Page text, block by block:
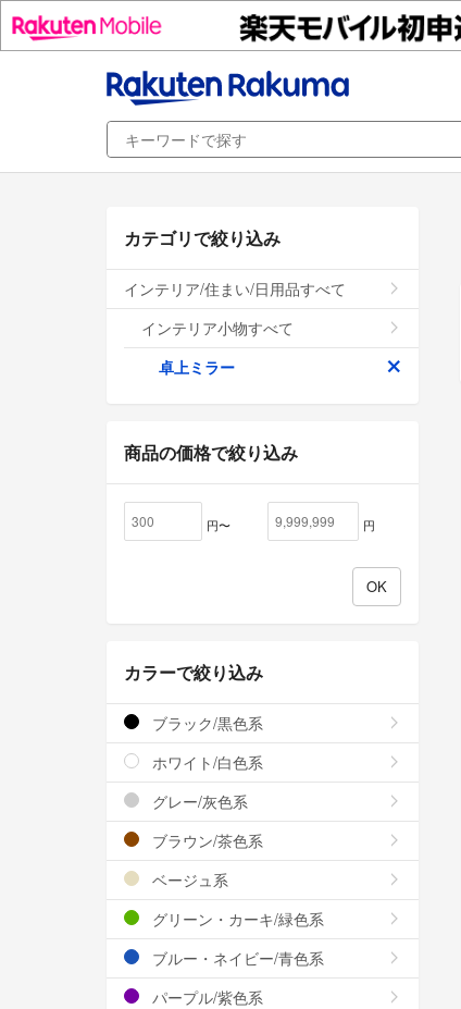
カテゴリで絞り込み
インテリア/住まい/日用品すべて
インテリア小物すべて
卓上ミラー
商品の価格で絞り込み
円〜 円
カラーで絞り込み
ブラック/黒色系
ホワイト/白色系
グレー/灰色系
ブラウン/茶色系
ベージュ系
グリーン・カーキ/緑色系
ブルー・ネイビー/青色系
パープル/紫色系